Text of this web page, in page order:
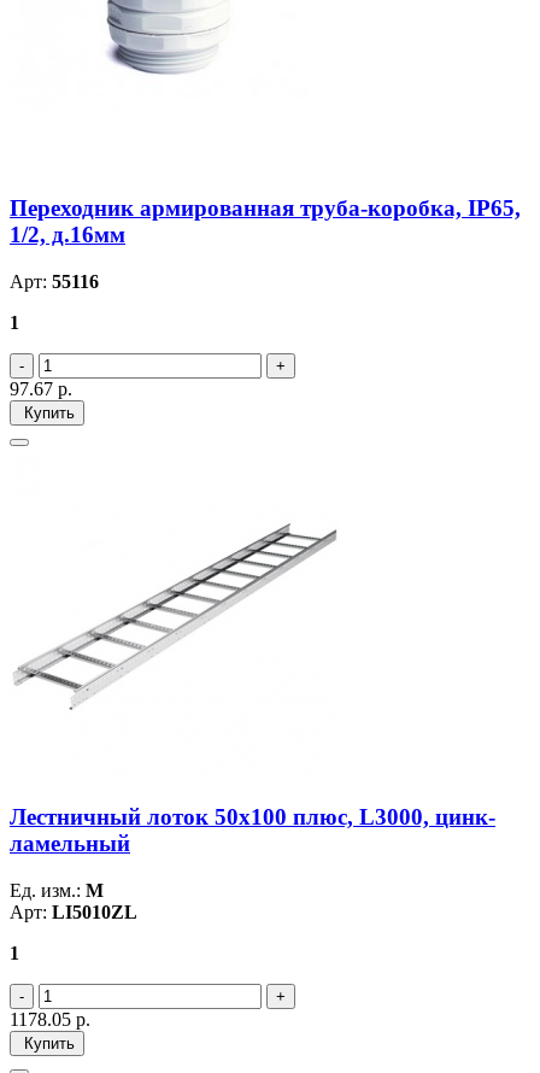
Переходник армированная труба-коробка, IP65,
1/2, д.16мм
Арт: 55116
1
97.67 р.
Купить
Лестничный лоток 50х100 плюс, L3000, цинк-
ламельный
Ед. изм.: М
Арт: LI5010ZL
1
1178.05 р.
Купить